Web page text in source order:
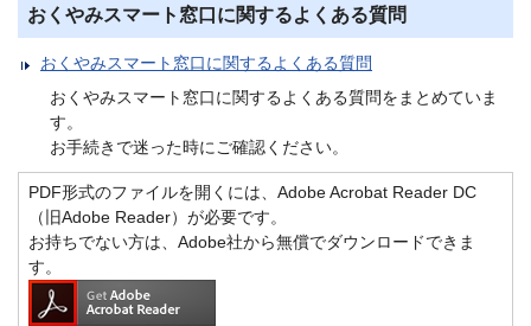
おくやみスマート窓口に関するよくある質問
おくやみスマート窓口に関するよくある質問
おくやみスマート窓口に関するよくある質問をまとめていま
す。
お手続きで迷った時にご確認ください。
PDF形式のファイルを開くには、Adobe Acrobat Reader DC
（旧Adobe Reader）が必要です。
お持ちでない方は、Adobe社から無償でダウンロードできま
す。